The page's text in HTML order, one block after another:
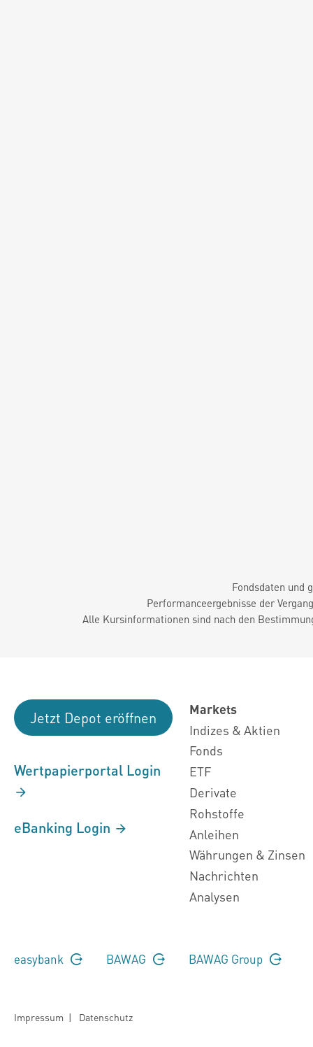
Fondsdaten und
Performanceergebnisse der
Alle Kursinformationen sind nach den
Jetzt Depot eröffnen
Wertpapierportal Login
eBanking Login
Markets
Indizes & Aktien
Fonds
ETF
Derivate
Rohstoffe
Anleihen
Währungen & Zinsen
Nachrichten
Analysen
easybank BAWAG BAWAG Group
Impressum | Datenschutz